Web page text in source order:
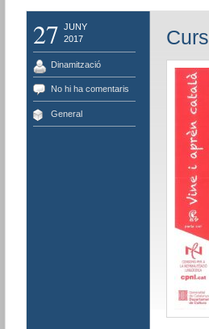
27 JUNY
2017
Dinamització
No hi ha comentaris
General